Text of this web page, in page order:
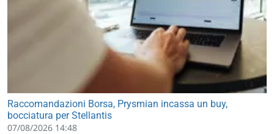
Raccomandazioni Borsa, Prysmian incassa un buy,
bocciatura per Stellantis
07/08/2026 14:48